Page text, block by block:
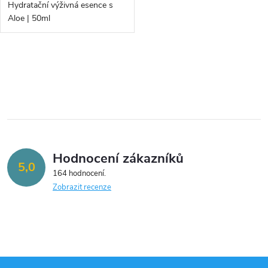
d
u
ů
d
t
ů
Hydratační výživná esence s
Aloe | 50ml
l
d
a
p
5,0 Hodnocení zákazníků
164 hodnocení
Zobrazit recenze